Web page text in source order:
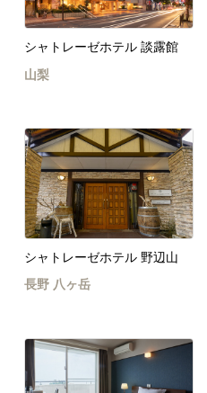
シャトレーゼホテル 談露館
山梨
シャトレーゼホテル 野辺山
長野 八ヶ岳